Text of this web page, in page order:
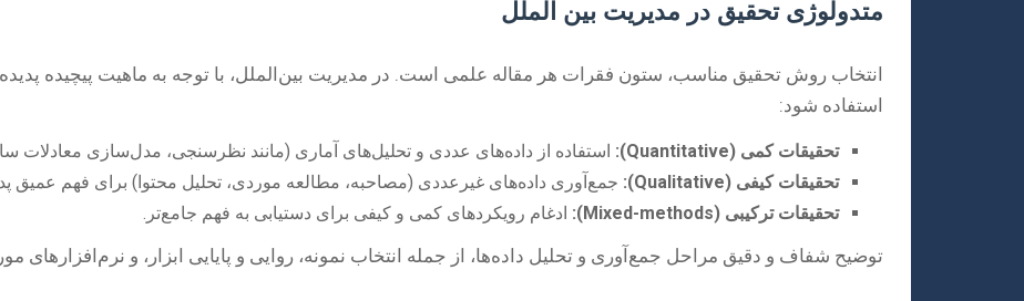
متدولوژی تحقیق در مدیریت بین الملل
انتخاب روش تحقیق مناسب، ستون فقرات هر مقاله علمی است. در مدیریت بین‌الملل، با توجه به ماهیت پیچیده
استفاده شود:
تحقیقات کمی (Quantitative):
استفاده از داده‌های عددی و تحلیل‌های آماری (مانند نظرسنجی، مدل‌سازی معادلات
تحقیقات کیفی (Qualitative):
جمع‌آوری داده‌های غیرعددی (مصاحبه، مطالعه موردی، تحلیل محتوا) برای فهم عمیق
تحقیقات ترکیبی (Mixed-methods):
ادغام رویکردهای کمی و کیفی برای دستیابی به فهم جامع‌تر.
توضیح شفاف و دقیق مراحل جمع‌آوری و تحلیل داده‌ها، از جمله انتخاب نمونه، روایی و پایایی ابزار، و نرم‌افزارهای